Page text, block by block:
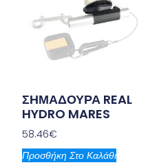
ΣΗΜΑΔΟΥΡΑ REAL
HYDRO MARES
58.46€
Προσθήκη Στο Καλάθι